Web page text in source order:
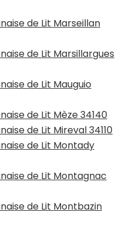
de Lit Marseillan
de Lit Marsillargues
de Lit Mauguio
de Lit Mèze 34140
de Lit Mireval 34110
de Lit Montady
de Lit Montagnac
de Lit Montbazin